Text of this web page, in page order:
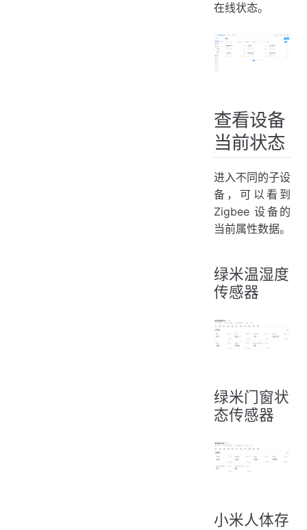
在线状态。
查看设备
当前状态
进入不同的子设
备，可以看到
Zigbee 设备的
当前属性数据。
绿米温湿度
传感器
绿米门窗状
态传感器
小米人体存